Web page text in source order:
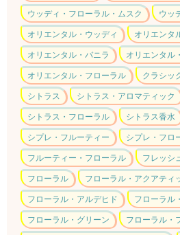
ウッディ・フローラル・ムスク ウッ
オリエンタル・ウッディ オリエンタ
オリエンタル・バニラ オリエンタル
オリエンタル・フローラル クラシッ
シトラス シトラス・アロマティック
シトラス・フローラル シトラス香水
シプレ・フルーティー シプレ・フロ
フルーティー・フローラル フレッシ
フローラル フローラル・アクアティ
フローラル・アルデヒド フローラル
フローラル・グリーン フローラル・